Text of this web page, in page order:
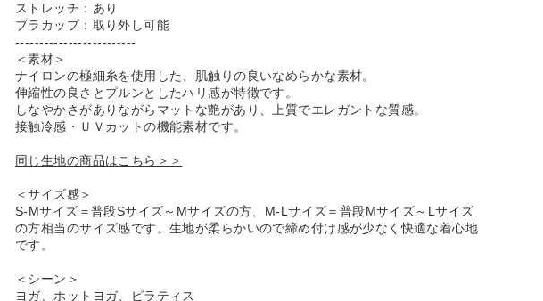
ストレッチ：あり
ブラカップ：取り外し可能
-------------------------
＜素材＞
ナイロンの極細糸を使用した、肌触りの良いなめらかな素材。
伸縮性の良さとプルンとしたハリ感が特徴です。
しなやかさがありながらマットな艶があり、上質でエレガントな質感。
接触冷感・ＵＶカットの機能素材です。
同じ生地の商品はこちら＞＞
＜サイズ感＞
S-Mサイズ＝普段Sサイズ～Mサイズの方、M-Lサイズ＝普段Mサイズ～Lサイズ
の方相当のサイズ感です。生地が柔らかいので締め付け感が少なく快適な着心地
です。
＜シーン＞
ヨガ、ホットヨガ、ピラティス